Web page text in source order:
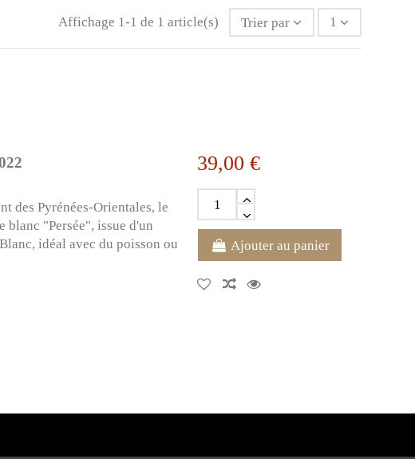
Affichage 1-1 de 1 article(s) Trier par 1
des Pyrénées-Orientales, le
blanc "Persée", issue d'un
idéal avec du poisson ou
39,00 €
Ajouter au panier